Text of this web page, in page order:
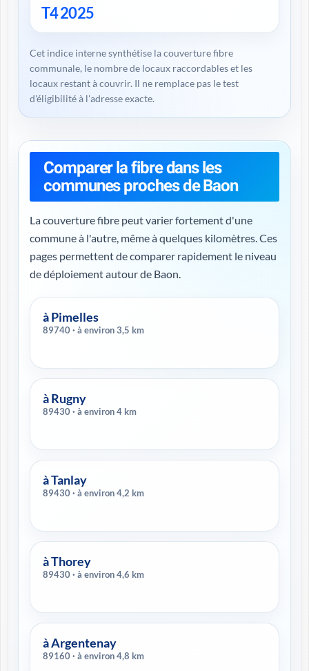
T4 2025
Cet indice interne synthétise la couverture fibre
communale, le nombre de locaux raccordables et les
locaux restant à couvrir. Il ne remplace pas le test
d'éligibilité à l'adresse exacte.
Comparer la fibre dans les
communes proches de Baon
La couverture fibre peut varier fortement d'une
commune à l'autre, même à quelques kilomètres. Ces
pages permettent de comparer rapidement le niveau
de déploiement autour de Baon.
à Pimelles
89740 · à environ 3,5 km
à Rugny
89430 · à environ 4 km
à Tanlay
89430 · à environ 4,2 km
à Thorey
89430 · à environ 4,6 km
à Argentenay
89160 · à environ 4,8 km